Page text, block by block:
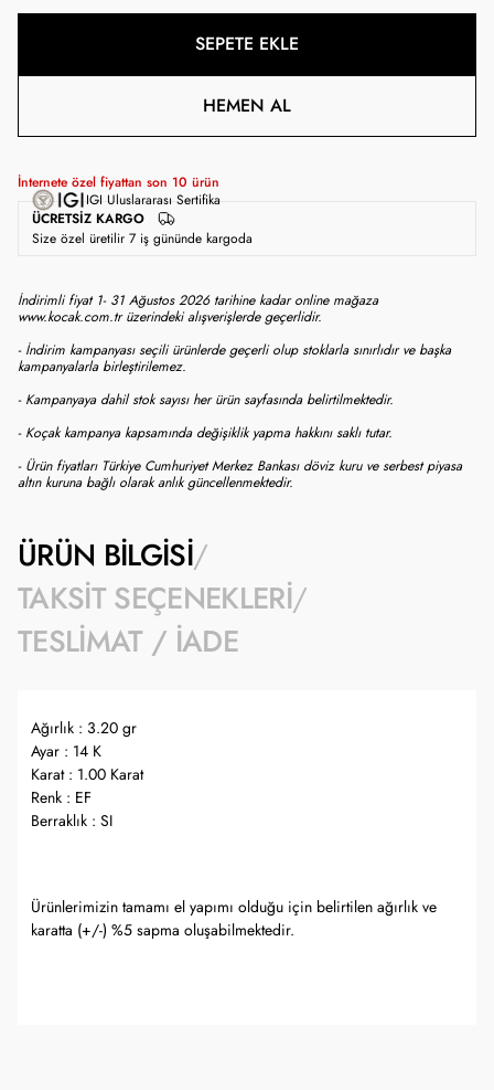
SEPETE EKLE
HEMEN AL
İnternete özel fiyattan son 10 ürün
ÜCRETSIZ KARGO
IGI Uluslararası Sertifika
Size özel üretilir 7 iş gününde kargoda
İndirimli fiyat 1- 31 Ağustos 2026 tarihine kadar online mağaza
www.kocak.com.tr üzerindeki alışverişlerde geçerlidir.
- İndirim kampanyası seçili ürünlerde geçerli olup stoklarla sınırlıdır ve başka
kampanyalarla birleştirilemez.
- Kampanyaya dahil stok sayısı her ürün sayfasında belirtilmektedir.
- Koçak kampanya kapsamında değişiklik yapma hakkını saklı tutar.
- Ürün fiyatları Türkiye Cumhuriyet Merkez Bankası döviz kuru ve serbest piyasa
altın kuruna bağlı olarak anlık güncellenmektedir.
ÜRÜN BILGISI
TAKSIT SEÇENEKLERI
TESLIMAT / İADE
Ağırlık : 3.20 gr
Ayar : 14 K
Karat : 1.00 Karat
Renk : EF
Berraklık : SI
Ürünlerimizin tamamı el yapımı olduğu için belirtilen ağırlık ve
karatta (+/-) %5 sapma oluşabilmektedir.